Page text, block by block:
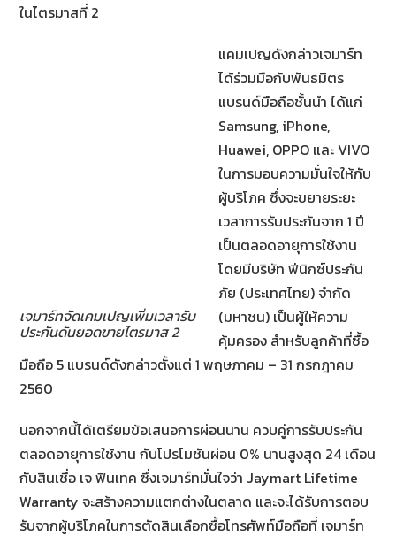
ในไตรมาสที่ 2
เจมาร์ทจัดเคมเปญเพิ่มเวลารับ
ประกันดันยอดขายไตรมาส 2
แคมเปญดังกล่าวเจมาร์ท
ได้ร่วมมือกับพันธมิตร
แบรนด์มือถือชั้นนำ ได้แก่
Samsung, iPhone,
Huawei, OPPO และ VIVO
ในการมอบความมั่นใจให้กับ
ผู้บริโภค ซึ่งจะขยายระยะ
เวลาการรับประกันจาก 1 ปี
เป็นตลอดอายุการใช้งาน
โดยมีบริษัท ฟีนิกซ์ประกัน
ภัย (ประเทศไทย) จำกัด
(มหาชน) เป็นผู้ให้ความ
คุ้มครอง สำหรับลูกค้าที่ซื้อ
มือถือ 5 แบรนด์ดังกล่าวตั้งแต่ 1 พฤษภาคม – 31 กรกฎาคม
2560
นอกจากนี้ได้เตรียมข้อเสนอการผ่อนนาน ควบคู่การรับประกัน
ตลอดอายุการใช้งาน กับโปรโมชันผ่อน 0% นานสูงสุด 24 เดือน
กับสินเชื่อ เจ ฟินเทค ซึ่งเจมาร์ทมั่นใจว่า Jaymart Lifetime
Warranty จะสร้างความแตกต่างในตลาด และจะได้รับการตอบ
รับจากผู้บริโภคในการตัดสินเลือกซื้อโทรศัพท์มือถือที่ เจมาร์ท